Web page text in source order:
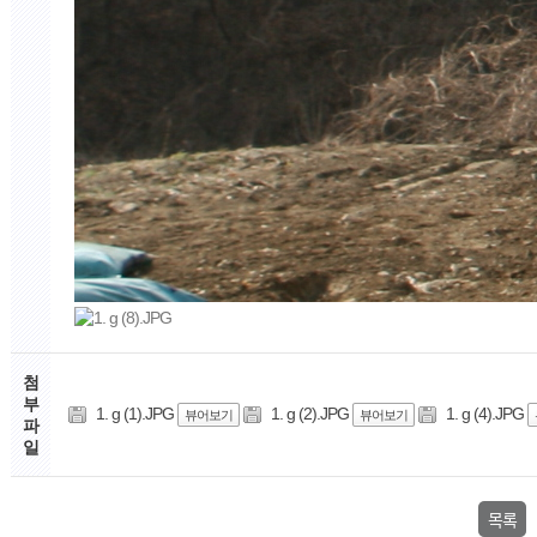
첨
부
파
일
1. g (1).JPG 뷰어보기 1. g (2).JPG 뷰어보기 1. g (4).JPG
목록